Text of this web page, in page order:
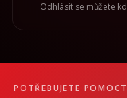
Odhlásit se můžete
POTŘEBUJETE